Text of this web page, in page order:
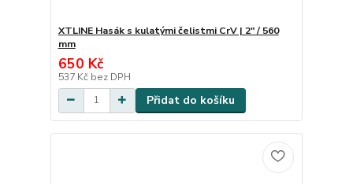
XTLINE Hasák s kulatými čelistmi CrV | 2" / 560
mm
650 Kč
537 Kč bez DPH
Přidat do košíku